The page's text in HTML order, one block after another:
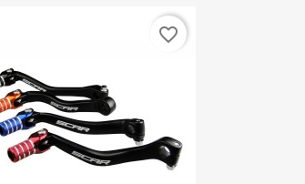
favorite_border